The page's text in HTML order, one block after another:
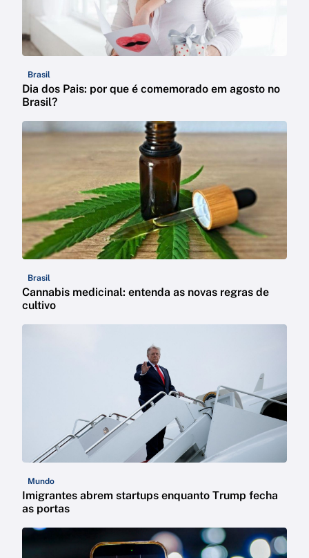
Brasil
Dia dos Pais: por que é comemorado em agosto no
Brasil?
Brasil
Cannabis medicinal: entenda as novas regras de
cultivo
Mundo
Imigrantes abrem startups enquanto Trump fecha
as portas